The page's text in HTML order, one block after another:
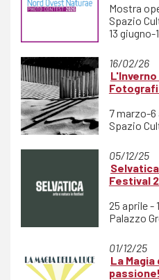
Mostra
Spazio
13 giugno-
16/02/26
7 marzo-6
Spazio
05/12/25
Festival
25 aprile -
Palazzo
01/12/25
La
passione!